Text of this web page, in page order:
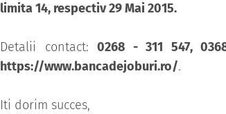
limita 14, respectiv 29 Mai 2015.
Detalii contact: 0268 - 311 547,
https://www.bancadejoburi.ro/.
Iti dorim succes,